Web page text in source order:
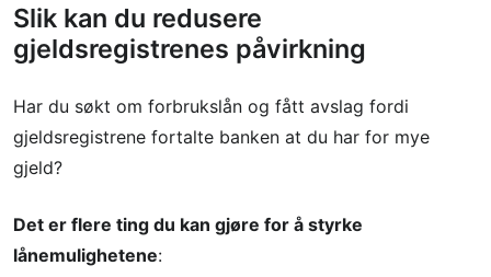
Slik kan du redusere
gjeldsregistrenes påvirkning
Har du søkt om forbrukslån og fått avslag fordi
gjeldsregistrene fortalte banken at du har for mye
gjeld?
Det er flere ting du kan gjøre for å styrke
lånemulighetene: